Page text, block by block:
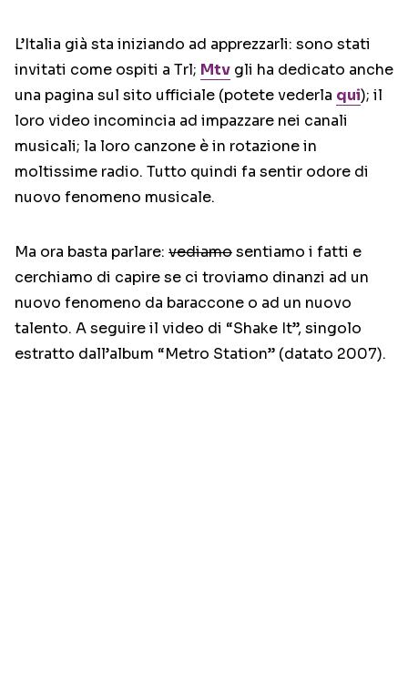
L’Italia già sta iniziando ad apprezzarli: sono stati
invitati come ospiti a Trl; Mtv gli ha dedicato anche
una pagina sul sito ufficiale (potete vederla qui); il
loro video incomincia ad impazzare nei canali
musicali; la loro canzone è in rotazione in
moltissime radio. Tutto quindi fa sentir odore di
nuovo fenomeno musicale.
Ma ora basta parlare: vediamosentiamo i fatti e
cerchiamo di capire se ci troviamo dinanzi ad un
nuovo fenomeno da baraccone o ad un nuovo
talento. A seguire il video di “Shake It”, singolo
estratto dall’album “Metro Station” (datato 2007).